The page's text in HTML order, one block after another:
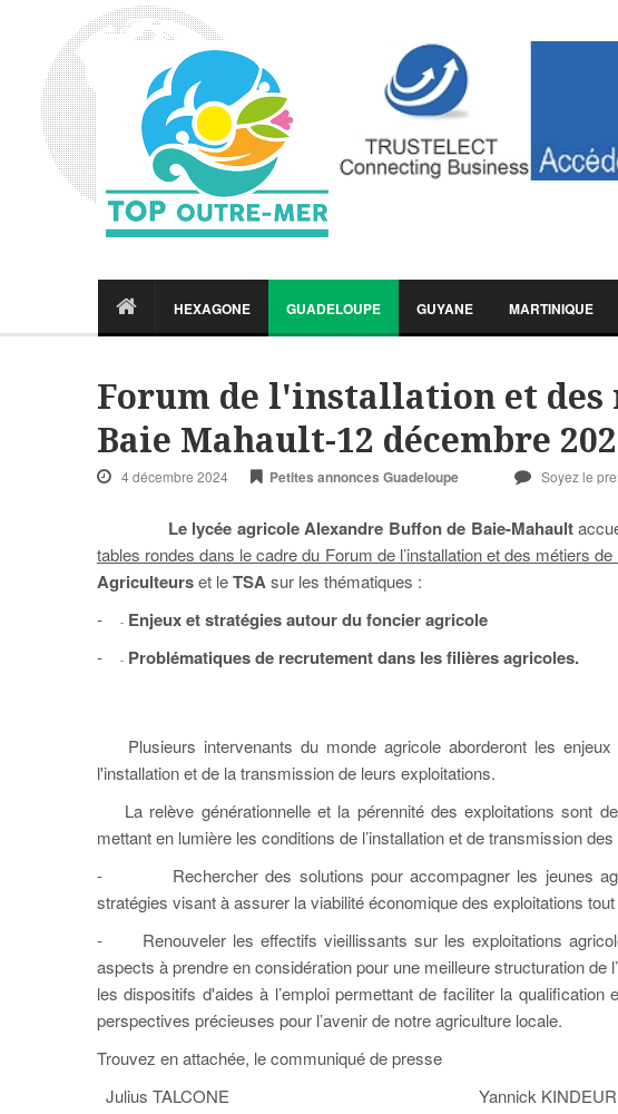
HEXAGONE GUADELOUPE GUYANE MARTINIQUE
Forum de l'installation et
Baie Mahault-12 décembre
4 décembre 2024 Petites annonces Guadeloupe Soyez le
Le lycée agricole Alexandre Buffon de Baie-Mahault
tables rondes dans le cadre du Forum de l’installation et des métiers de
Agriculteurset leTSAsur les thématiques :
- - Enjeux et stratégies autour du foncier agricole
- - Problématiques de recrutement dans les filières agricoles.
Plusieurs intervenants du monde agricole aborderont les
l'installation et de la transmission de leurs exploitations.
La relève générationnelle et la pérennité des exploitations sont
mettant en lumière les conditions de l’installation et de transmission
-
Rechercher des solutions pour accompagner les jeunes
stratégies visant à assurer la viabilité économique des exploitations
-
Renouveler les effectifs vieillissants sur les exploitations
aspects à prendre en considération pour une meilleure structuration de
les dispositifs d'aides à l’emploi permettant de faciliter la
perspectives précieuses pour l’avenir de notre agriculture locale.
Trouvez en attachée, le communiqué de presse
Julius TALCONE Yannick KINDEUR